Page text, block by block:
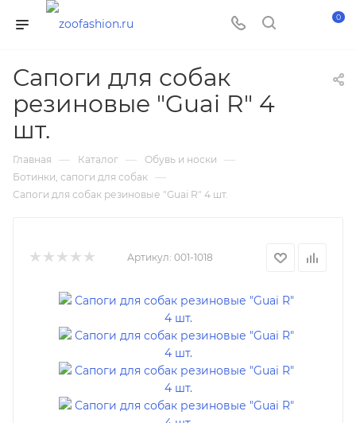
0
Сапоги для собак
резиновые "Guai R" 4
шт.
Главная — Каталог — Обувь и носки —
Ботинки, сапоги для собак —
Сапоги для собак резиновые "Guai R" 4 шт.
Артикул: 001-1018